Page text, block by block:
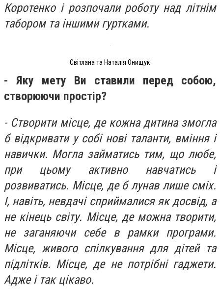
Коротенко і розпочали роботу над літнім
табором та іншими гуртками.
Світлана та Наталія Онищук
- Яку мету Ви ставили перед собою,
створюючи простір?
- Створити місце, де кожна дитина змогла
б відкривати у собі нові таланти, вміння і
навички. Могла займатись тим, що любе,
при цьому активно навчатись і
розвиватись. Місце, де б лунав лише сміх.
І, навіть, невдачі сприймалися як досвід, а
не кінець світу. Місце, де можна творити,
не заганяючи себе в рамки програми.
Місце, живого спілкування для дітей та
підлітків. Місце, де не потрібні гаджети.
Адже і так цікаво.